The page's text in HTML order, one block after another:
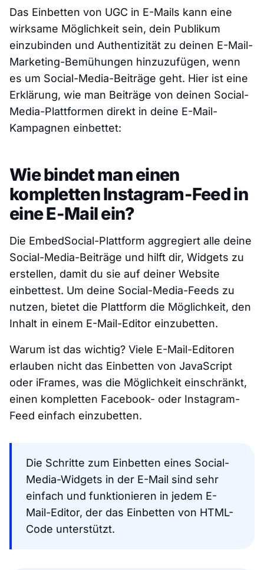
Das Einbetten von UGC in E-Mails kann eine
wirksame Möglichkeit sein, dein Publikum
einzubinden und Authentizität zu deinen E-Mail-
Marketing-Bemühungen hinzuzufügen, wenn
es um Social-Media-Beiträge geht. Hier ist eine
Erklärung, wie man Beiträge von deinen Social-
Media-Plattformen direkt in deine E-Mail-
Kampagnen einbettet:
Wie bindet man einen
kompletten Instagram-Feed in
eine E-Mail ein?
Die EmbedSocial-Plattform aggregiert alle deine
Social-Media-Beiträge und hilft dir, Widgets zu
erstellen, damit du sie auf deiner Website
einbettest. Um deine Social-Media-Feeds zu
nutzen, bietet die Plattform die Möglichkeit, den
Inhalt in einem E-Mail-Editor einzubetten.
Warum ist das wichtig? Viele E-Mail-Editoren
erlauben nicht das Einbetten von JavaScript
oder iFrames, was die Möglichkeit einschränkt,
einen kompletten Facebook- oder Instagram-
Feed einfach einzubetten.
Die Schritte zum Einbetten eines Social-
Media-Widgets in der E-Mail sind sehr
einfach und funktionieren in jedem E-
Mail-Editor, der das Einbetten von HTML-
Code unterstützt.